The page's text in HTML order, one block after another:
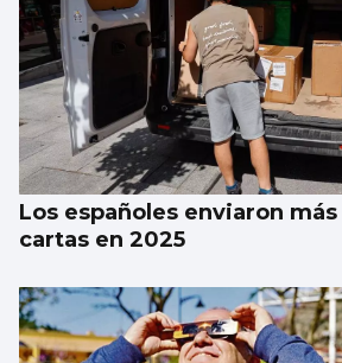
Los españoles enviaron
cartas en 2025